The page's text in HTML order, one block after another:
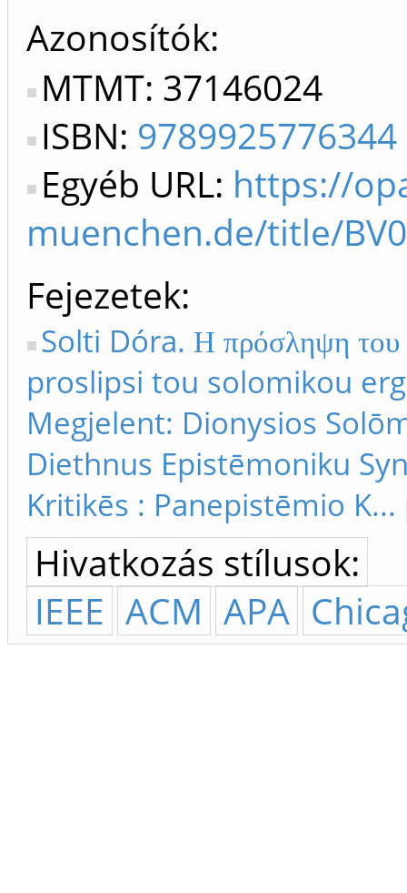
Azonosítók
MTMT: 37146024
ISBN: 9789925776344
Egyéb URL: https://
muenchen.de/title/
Fejezetek
Solti Dóra. Η πρόσληψη του
proslipsi tou solomikou
Megjelent: Dionysios
Diethnus Epistēmoniku
Kritikēs : Panepistēmio
Hivatkozás stílusok:
IEEE ACM APA